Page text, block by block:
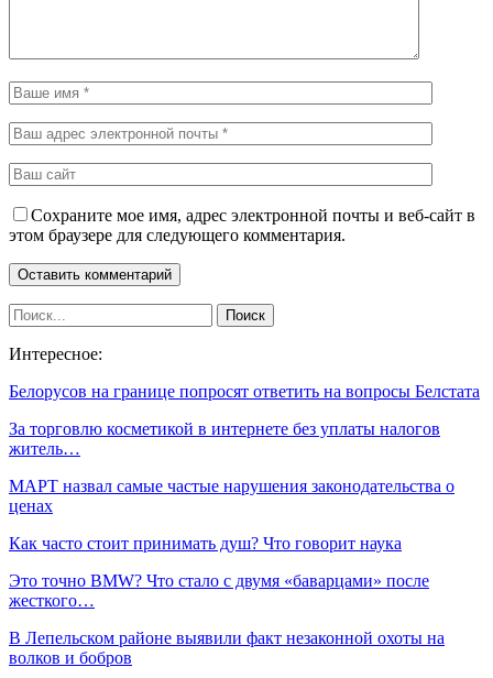
Сохраните мое имя, адрес электронной почты и веб-сайт в
этом браузере для следующего комментария.
Интересное:
Белорусов на границе попросят ответить на вопросы Белстата
За торговлю косметикой в интернете без уплаты налогов
житель…
МАРТ назвал самые частые нарушения законодательства о
ценах
Как часто стоит принимать душ? Что говорит наука
Это точно BMW? Что стало с двумя «баварцами» после
жесткого…
В Лепельском районе выявили факт незаконной охоты на
волков и бобров